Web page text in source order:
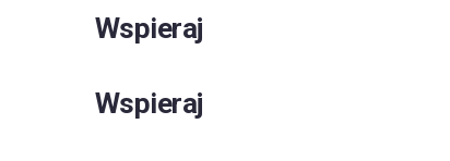
Wspieraj
Wspieraj